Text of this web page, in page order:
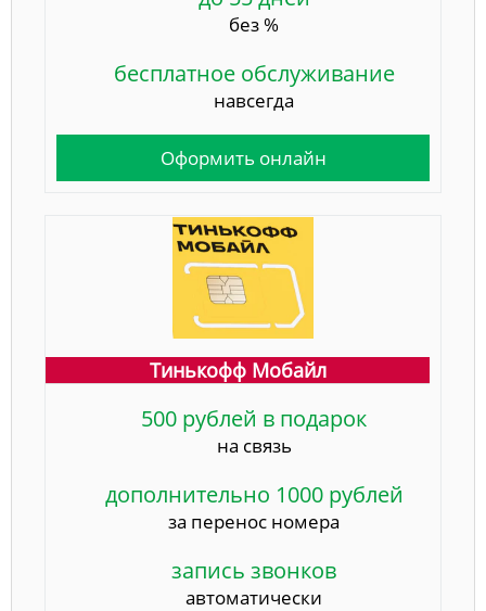
без %
бесплатное обслуживание
навсегда
Оформить онлайн
Тинькофф Мобайл
500 рублей в подарок
на связь
дополнительно 1000 рублей
за перенос номера
запись звонков
автоматически